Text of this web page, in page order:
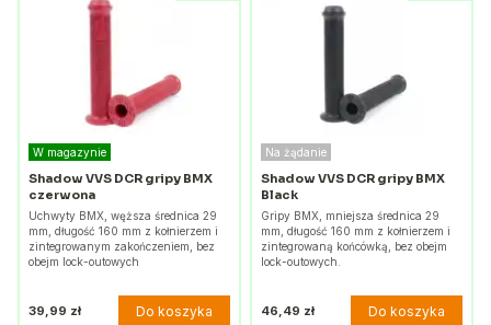
W magazynie
Shadow VVS DCR gripy BMX
czerwona
Uchwyty BMX, węższa średnica 29
mm, długość 160 mm z kołnierzem i
zintegrowanym zakończeniem, bez
obejm lock-outowych
39,99 zł Do koszyka
Na żądanie
Shadow VVS DCR gripy BMX
Black
Gripy BMX, mniejsza średnica 29
mm, długość 160 mm z kołnierzem i
zintegrowaną końcówką, bez obejm
lock-outowych.
46,49 zł Do koszyka